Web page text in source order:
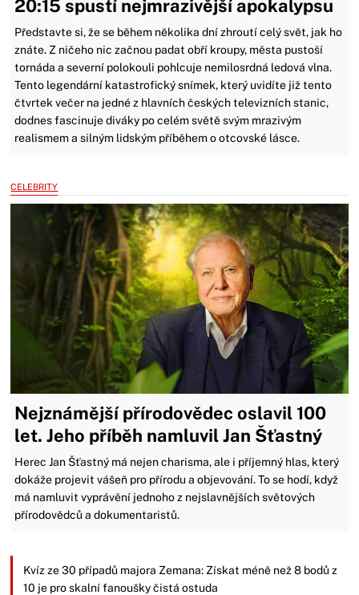
20:15 spustí nejmrazivější apokalypsu
Představte si, že se během několika dní zhroutí celý svět, jak ho
znáte. Z ničeho nic začnou padat obří kroupy, města pustoší
tornáda a severní polokouli pohlcuje nemilosrdná ledová vlna.
Tento legendární katastrofický snímek, který uvidíte již tento
čtvrtek večer na jedné z hlavních českých televizních stanic,
dodnes fascinuje diváky po celém světě svým mrazivým
realismem a silným lidským příběhem o otcovské lásce.
CELEBRITY
Nejznámější přírodovědec oslavil 100
let. Jeho příběh namluvil Jan Šťastný
Herec Jan Šťastný má nejen charisma, ale i příjemný hlas, který
dokáže projevit vášeň pro přírodu a objevování. To se hodí, když
má namluvit vyprávění jednoho z nejslavnějších světových
přírodovědců a dokumentaristů.
Kvíz ze 30 případů majora Zemana: Získat méně než 8 bodů z
10 je pro skalní fanoušky čistá ostuda